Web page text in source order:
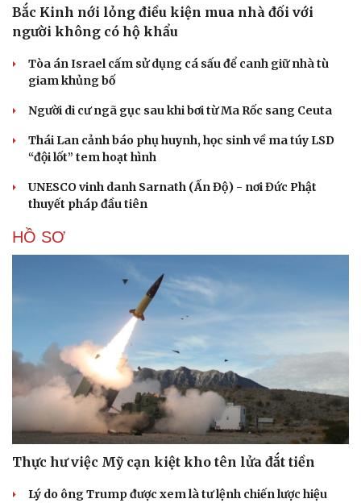
Bắc Kinh nới lỏng điều kiện mua nhà đối với
người không có hộ khẩu
Tòa án Israel cấm sử dụng cá sấu để canh giữ nhà tù
giam khủng bố
Người di cư ngã gục sau khi bơi từ Ma Rốc sang Ceuta
Thái Lan cảnh báo phụ huynh, học sinh về ma túy LSD
“đội lốt” tem hoạt hình
UNESCO vinh danh Sarnath (Ấn Độ) - nơi Đức Phật
thuyết pháp đầu tiên
HỒ SƠ
Thực hư việc Mỹ cạn kiệt kho tên lửa đắt tiền
Lý do ông Trump được xem là tư lệnh chiến lược hiệu